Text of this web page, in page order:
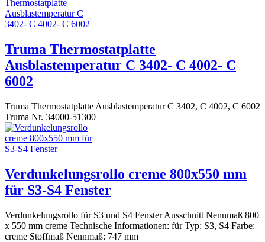
Truma Thermostatplatte
Ausblastemperatur C 3402- C 4002- C
6002
Truma Thermostatplatte Ausblastemperatur C 3402, C 4002, C 6002
Truma Nr. 34000-51300
Verdunkelungsrollo creme 800x550 mm
für S3-S4 Fenster
Verdunkelungsrollo für S3 und S4 Fenster Ausschnitt Nennmaß 800
x 550 mm creme Technische Informationen: für Typ: S3, S4 Farbe:
creme Stoffmaß Nennmaß: 747 mm